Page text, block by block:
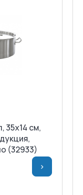
35х14 см,
(32933)
>